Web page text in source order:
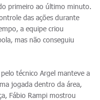
primeiro ao último minuto.
das ações durante
a equipe criou
mas não conseguiu
técnico Argel manteve a
jogada dentro da área,
Fábio Rampi mostrou